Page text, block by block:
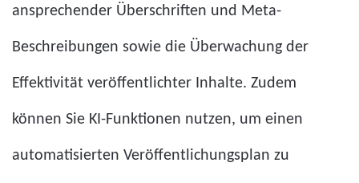
ansprechender Überschriften und Meta-
Beschreibungen sowie die Überwachung der
Effektivität veröffentlichter Inhalte. Zudem
können Sie KI-Funktionen nutzen, um einen
automatisierten Veröffentlichungsplan zu